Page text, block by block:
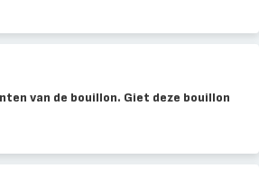
van de bouillon. Giet deze bouillon